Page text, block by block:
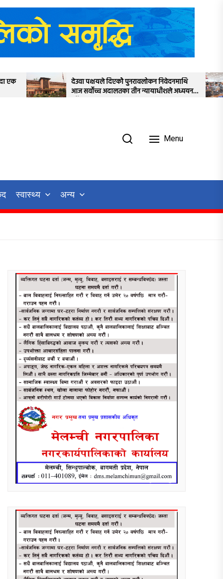
देउवा पक्षयले दिएकोे पुनरावलोकन निवेदनमाथि
आज सर्वोच्च अदालतका तीन न्यायाधीशले अध्ययन
स्थगित
Menu
स्वास्थ्य अन्य